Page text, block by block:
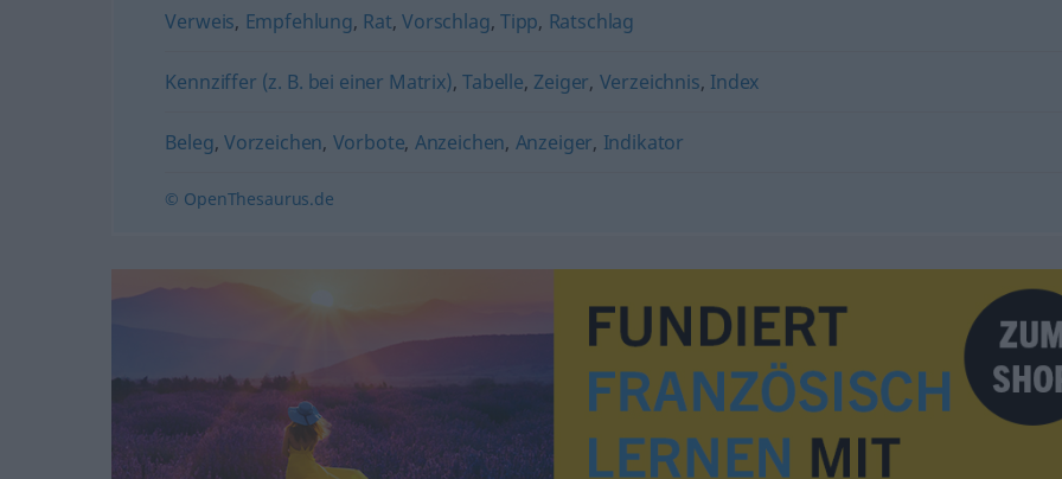
Verweis, Empfehlung, Rat,Vorschlag, Tipp, Ratschlag
Kennziffer (z. B. bei einer Matrix),Tabelle, Zeiger, Verzeichnis, Index
Beleg, Vorzeichen, Vorbote, Anzeichen, Anzeiger, Indikator
© OpenThesaurus.de